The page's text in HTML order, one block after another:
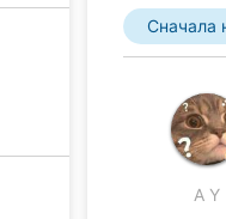
Сначала
A Y